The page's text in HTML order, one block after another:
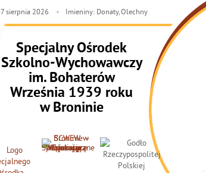
Specjalny Ośrodek
Szkolno-Wychowawczy
im. Bohaterów
Września 1939 roku
w Broninie
7 sierpnia 2026 Imieniny: Donaty, Olechny